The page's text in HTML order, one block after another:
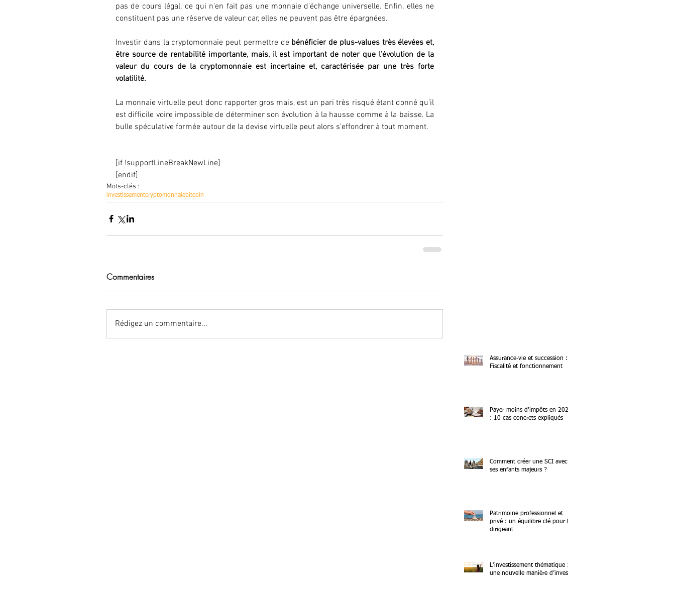
pas de cours légal, ce qui n’en fait pas une monnaie d’échange universelle. Enfin, elles ne
constituent pas une réserve de valeur car, elles ne peuvent pas être épargnées.
Investir dans la cryptomonnaie peut permettre de bénéficier de plus-values très élevées et,
être source de rentabilité importante, mais, il est important de noter que l’évolution de la
valeur du cours de la cryptomonnaie est incertaine et, caractérisée par une très forte
volatilité.
La monnaie virtuelle peut donc rapporter gros mais, est un pari très risqué étant donné qu’il
est difficile voire impossible de déterminer son évolution à la hausse comme à la baisse. La
bulle spéculative formée autour de la devise virtuelle peut alors s’effondrer à tout moment.
[if !supportLineBreakNewLine]
[endif]
Mots-clés :
investissementcryptomonnaiebitcoin
Commentaires
Rédigez un commentaire...
Assurance-vie et succession :
Fiscalité et fonctionnement
Payer moins d'impôts en 2026
: 10 cas concrets expliqués
Comment créer une SCI avec
ses enfants majeurs ?
Patrimoine professionnel et
privé : un équilibre clé pour le
dirigeant
L’investissement thématique :
une nouvelle manière d’investir